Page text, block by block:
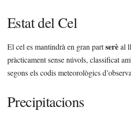
Estat del Cel
El cel es mantindrà en gran partserèal
pràcticament sense núvols, classificat
segons els codis meteorològics
Precipitacions